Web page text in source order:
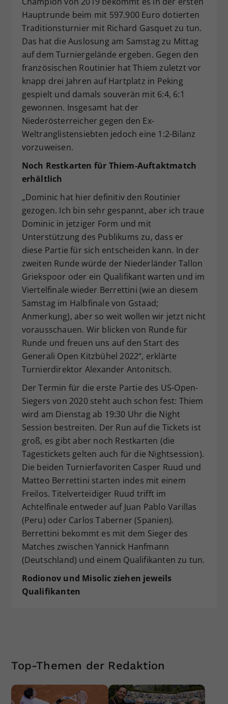
Hauptrunde beim mit 597.900 Euro dotierten
Traditionsturnier mit Richard Gasquet zu tun.
Das hat die Auslosung am Samstag zu Mittag
auf dem Turniergelände ergeben. Gegen den
französischen Routinier hat Thiem zuletzt vor
knapp drei Jahren auf Hartplatz in Peking
gespielt und damals souverän mit 6:4, 6:1
gewonnen. Insgesamt hat der
Niederösterreicher gegen den Ex-
Weltranglistensiebten jedoch eine 1:2-Bilanz
vorzuweisen.
Noch Restkarten für Thiem-Auftaktmatch
erhältlich
„Dominic hat hier definitiv den Routinier
gezogen. Ich bin sehr gespannt, aber ich traue
Dominic in jetziger Form und mit
Unterstützung des Publikums zu, dass er
diese Partie für sich entscheiden kann. In der
zweiten Runde würde der Niederländer Tallon
Griekspoor oder ein Qualifikant warten und im
Viertelfinale wieder Berrettini (wie an diesem
Samstag im Halbfinale von Gstaad;
Anmerkung), aber so weit wollen wir jetzt nicht
vorausschauen. Wir blicken von Runde für
Runde und freuen uns auf den Start des
Generali Open Kitzbühel 2022“, erklärte
Turnierdirektor Alexander Antonitsch.
Der Termin für die erste Partie des US-Open-
Siegers von 2020 steht auch schon fest: Thiem
wird am Dienstag ab 19:30 Uhr die Night
Session bestreiten. Der Run auf die Tickets ist
groß, es gibt aber noch Restkarten (die
Tagestickets gelten auch für die Nightsession).
Die beiden Turnierfavoriten Casper Ruud und
Matteo Berrettini starten indes mit einem
Freilos. Titelverteidiger Ruud trifft im
Achtelfinale entweder auf Juan Pablo Varillas
(Peru) oder Carlos Taberner (Spanien).
Berrettini bekommt es mit dem Sieger des
Matches zwischen Yannick Hanfmann
(Deutschland) und einem Qualifikanten zu tun.
Rodionov und Misolic ziehen jeweils
Qualifikanten
Top-Themen der Redaktion
Zweck
Dieser Wert speichert Ihre Consent-
Einstellungen. Unter anderem eine
zufällig generierte ID, für die
historische Speicherung Ihrer
vorgenommen Einstellungen, falls der
Webseiten-Betreiber dies eingestellt
hat.